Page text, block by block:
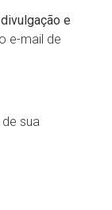
e
e-mail de
sua